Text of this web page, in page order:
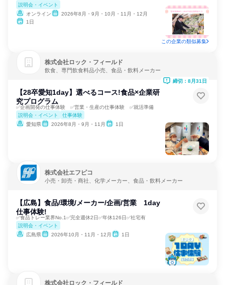
説明会・イベント
オンライン
2026年8月・9月・10月・11月・12月
1日
この企業の類似募集
株式会社ロック・フィールド
飲食、専門飲食料品小売、食品・飲料メーカー
【28卒愛知1day】選べるコース!食品×企業研
究プログラム
✅企画開発の仕事体験 ✅営業・生産の仕事体験 ✅就活準備
説明会・イベント
仕事体験
愛知県
2026年8月・9月・11月 1日
締切：8月31日
株式会社エフピコ
小売・卸売・商社、化学メーカー、食品・飲料メーカー
【広島】食品/環境/メーカー/企画/営業 1day
仕事体験!
✅食品トレー業界No.1✅完全週休2日✅年休126日✅社宅有
説明会・イベント
広島県
2026年10月・11月・12月 1日
株式会社ロック・フィールド